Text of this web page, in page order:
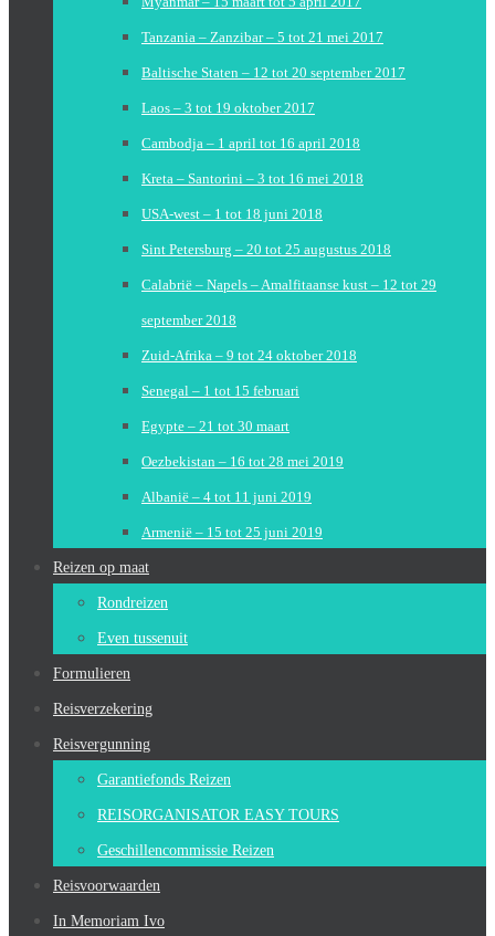
Tanzania – Zanzibar – 5 tot 21 mei 2017
Baltische Staten – 12 tot 20 september 2017
Laos – 3 tot 19 oktober 2017
Cambodja – 1 april tot 16 april 2018
Kreta – Santorini – 3 tot 16 mei 2018
USA-west – 1 tot 18 juni 2018
Sint Petersburg – 20 tot 25 augustus 2018
Calabrië – Napels – Amalfitaanse kust – 12 tot 29
september 2018
Zuid-Afrika – 9 tot 24 oktober 2018
Senegal – 1 tot 15 februari
Egypte – 21 tot 30 maart
Oezbekistan – 16 tot 28 mei 2019
Albanië – 4 tot 11 juni 2019
Armenië – 15 tot 25 juni 2019
Reizen op maat
Rondreizen
Even tussenuit
Formulieren
Reisverzekering
Reisvergunning
Garantiefonds Reizen
REISORGANISATOR EASY TOURS
Geschillencommissie Reizen
Reisvoorwaarden
In Memoriam Ivo